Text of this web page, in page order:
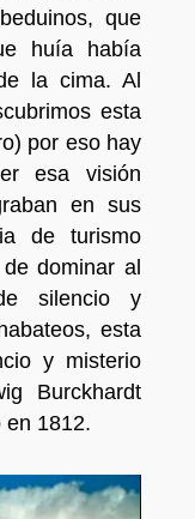
que
huía había
la cima. Al
esta
por eso hay
esa visión
en sus
de turismo
dominar al
silencio y
esta
y misterio
Burckhardt
en 1812.